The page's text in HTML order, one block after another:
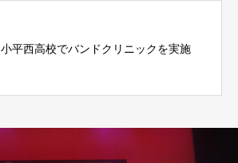
小平西高校でバンドクリニックを実施